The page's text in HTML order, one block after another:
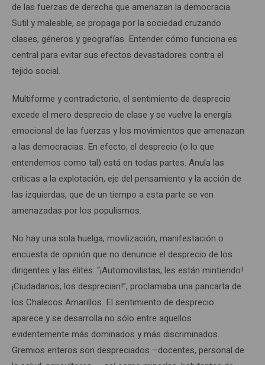
de las fuerzas de derecha que amenazan la democracia.
Sutil y maleable, se propaga por la sociedad cruzando
clases, géneros y geografías. Entender cómo funciona es
central para evitar sus efectos devastadores contra el
tejido social.
Multiforme y contradictorio, el sentimiento de desprecio
excede el mero desprecio de clase y se vuelve la energía
emocional de las fuerzas y los movimientos que amenazan
a las democracias. En efecto, el desprecio (o lo que
entendemos como tal) está en todas partes. Anula las
críticas a la explotación, eje del pensamiento y la acción de
las izquierdas, que de un tiempo a esta parte se ven
amenazadas por los populismos.
No hay una sola huelga, movilización, manifestación o
encuesta de opinión que no denuncie el desprecio de los
dirigentes y las élites. “¡Automovilistas, les están mintiendo!
¡Ciudadanos, los desprecian!”, proclamaba una pancarta de
los Chalecos Amarillos. El sentimiento de desprecio
aparece y se desarrolla no sólo entre aquellos
evidentemente más dominados y más discriminados.
Gremios enteros son despreciados –docentes, personal de